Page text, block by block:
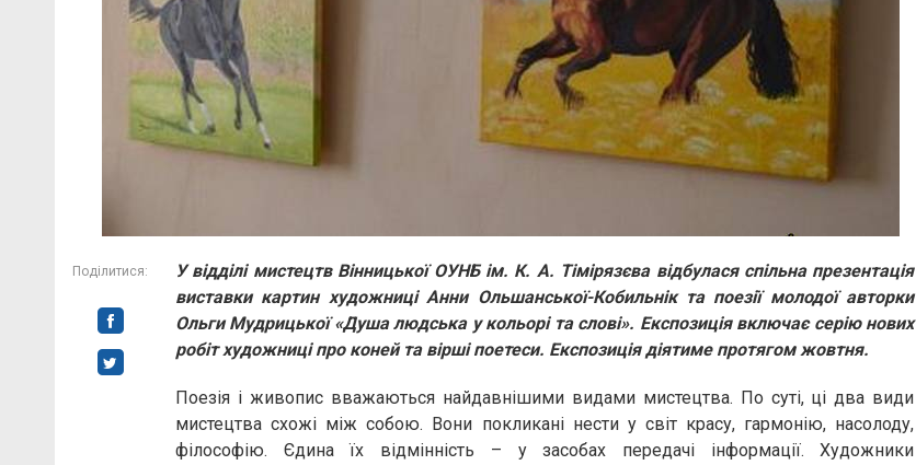
Поділитися:
У відділі мистецтв Вінницької ОУНБ ім. К. А. Тімірязєва відбулася спільна презентація
виставки картин художниці Анни Ольшанської-Кобильнік та поезії молодої авторки
Ольги Мудрицької «Душа людська у кольорі та слові». Експозиція включає серію нових
робіт художниці про коней та вірші поетеси. Експозиція діятиме протягом жовтня.
Поезія і живопис вважаються найдавнішими видами мистецтва. По суті, ці два види
мистецтва схожі між собою. Вони покликані нести у світ красу, гармонію, насолоду,
філософію. Єдина їх відмінність – у засобах передачі інформації. Художники